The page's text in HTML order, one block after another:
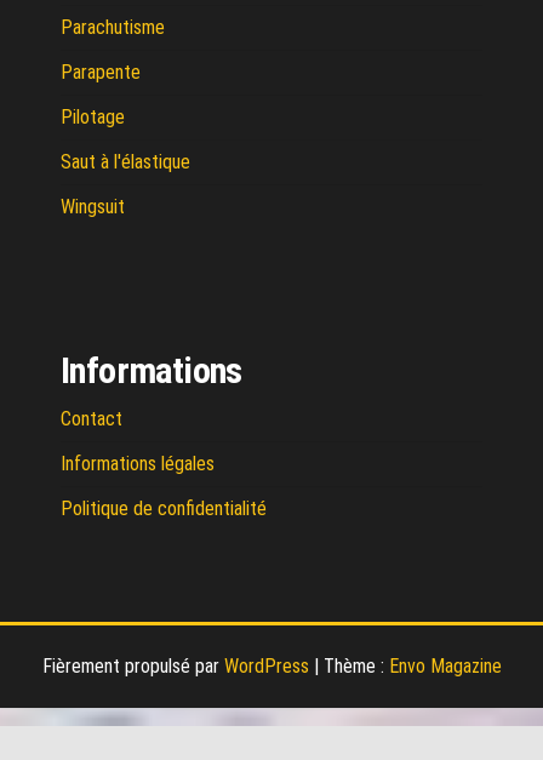
Parachutisme
Parapente
Pilotage
Saut à l'élastique
Wingsuit
Informations
Contact
Informations légales
Politique de confidentialité
Fièrement propulsé par WordPress Thème : Envo Magazine